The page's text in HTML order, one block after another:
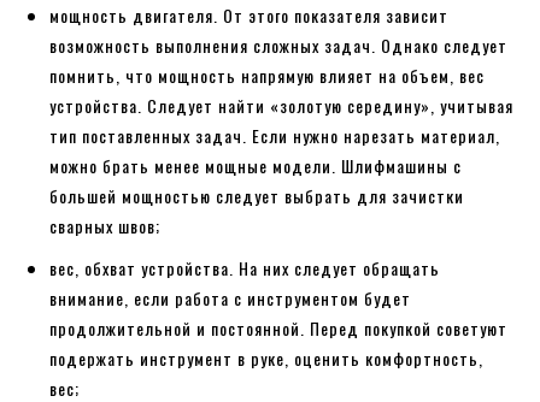
мощность двигателя. От этого показателя зависит
возможность выполнения сложных задач. Однако следует
помнить, что мощность напрямую влияет на объем, вес
устройства. Следует найти «золотую середину», учитывая
тип поставленных задач. Если нужно нарезать материал,
можно брать менее мощные модели. Шлифмашины с
большей мощностью следует выбрать для зачистки
сварных швов;
вес, обхват устройства. На них следует обращать
внимание, если работа с инструментом будет
продолжительной и постоянной. Перед покупкой советуют
подержать инструмент в руке, оценить комфортность,
вес;